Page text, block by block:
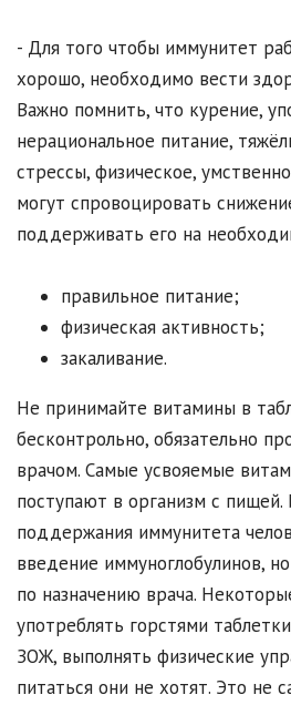
- Для того чтобы иммунитет
хорошо, необходимо вести
Важно помнить, что курение,
нерациональное питание,
стрессы, физическое,
могут спровоцировать
поддерживать его на
правильное питание;
физическая активность;
закаливание.
Не принимайте витамины в
бесконтрольно, обязательно
врачом. Самые усвояемые
поступают в организм с
поддержания иммунитета
введение иммуноглобулинов,
по назначению врача.
употреблять горстями
ЗОЖ, выполнять физические
питаться они не хотят. Это не